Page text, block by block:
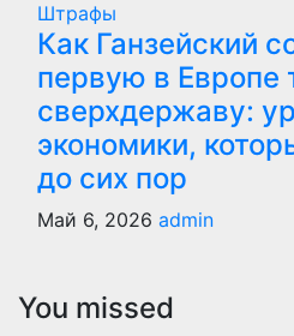
Штрафы
Как Ганзейский
первую в Европе
сверхдержаву:
экономики,
до сих пор
Май 6, 2026 admin
You missed